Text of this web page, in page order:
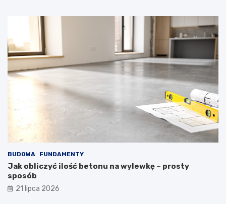
BUDOWA FUNDAMENTY
Jak obliczyć ilość betonu na wylewkę – prosty
sposób
21 lipca 2026